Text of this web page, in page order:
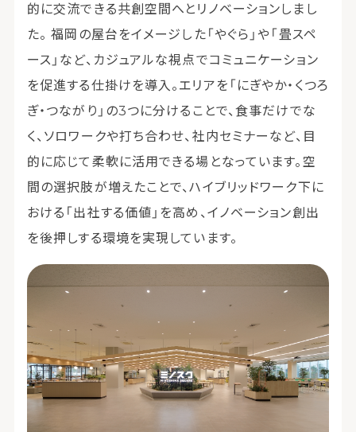
的に交流できる共創空間へとリノベーションしまし
た。 福岡の屋台をイメージした「やぐら」や「畳スペ
ース」など、カジュアルな視点でコミュニケーション
を促進する仕掛けを導入。エリアを「にぎやか・くつろ
ぎ・つながり」の3つに分けることで、食事だけでな
く、ソロワークや打ち合わせ、社内セミナーなど、目
的に応じて柔軟に活用できる場となっています。空
間の選択肢が増えたことで、ハイブリッドワーク下に
おける「出社する価値」を高め、イノベーション創出
を後押しする環境を実現しています。